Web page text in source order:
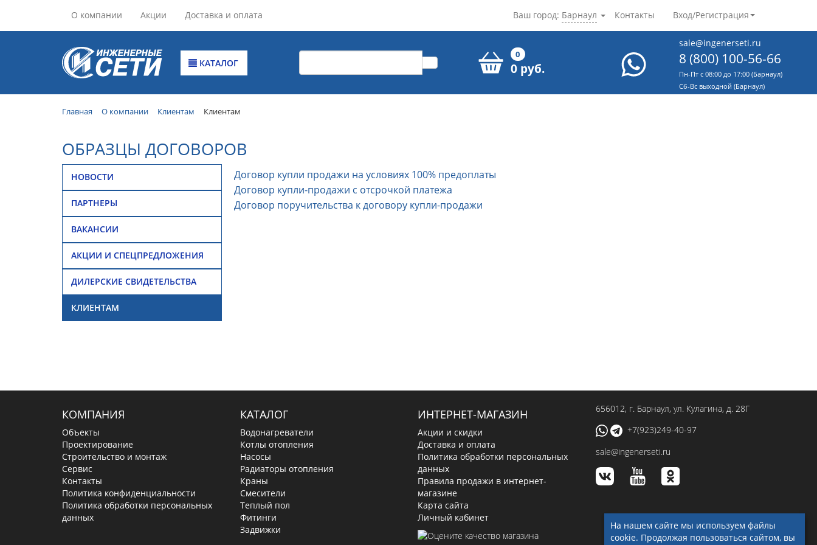
О компании Акции Доставка и оплата Контакты Вход/Регистрация
Ваш город: Барнаул
КАТАЛОГ
0
0 руб.
sale@ingenerseti.ru
8 (800) 100-56-66
Пн-Пт с 08:00 до 17:00 (Барнаул)
Cб-Вс выходной (Барнаул)
Главная О компании Клиентам Клиентам
ОБРАЗЦЫ ДОГОВОРОВ
НОВОСТИ
ПАРТНЕРЫ
ВАКАНСИИ
АКЦИИ И СПЕЦПРЕДЛОЖЕНИЯ
ДИЛЕРСКИЕ СВИДЕТЕЛЬСТВА
КЛИЕНТАМ
Договор купли продажи на условиях 100% предоплаты
Договор купли-продажи с отсрочкой платежа
Договор поручительства к договору купли-продажи
КОМПАНИЯ
Объекты
Проектирование
Строительство и монтаж
Сервис
Контакты
Политика конфиденциальности
Политика обработки персональных
данных
КАТАЛОГ
Водонагреватели
Котлы отопления
Насосы
Радиаторы отопления
Краны
Смесители
Теплый пол
Фитинги
Задвижки
ИНТЕРНЕТ-МАГАЗИН
Акции и скидки
Доставка и оплата
Политика обработки персональных
данных
Правила продажи в интернет-
магазине
Карта сайта
Личный кабинет
656012, г. Барнаул, ул. Кулагина, д. 28Г
+7(923)249-40-97
sale@ingenerseti.ru
На нашем сайте мы используем файлы
cookie. Продолжая пользоваться сайтом, вы